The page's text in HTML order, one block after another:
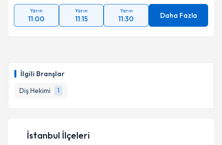
İlgili Branşlar
Diş Hekimi
1
Metni'ni okudum ve kişisel verilerimin belirtilen
kapsamda işlenmesini kabul ediyorum.
Yarın
11:00
Yarın
11:15
Yarın
11:30 Daha Fazla
İstanbul İlçeleri